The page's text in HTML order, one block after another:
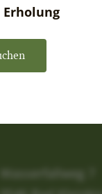
Erholung
Wasserfallweg 7